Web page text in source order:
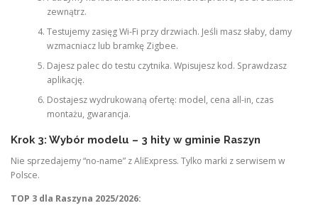
zewnątrz.
Testujemy zasięg Wi-Fi przy drzwiach. Jeśli masz słaby, damy
wzmacniacz lub bramkę Zigbee.
Dajesz palec do testu czytnika. Wpisujesz kod. Sprawdzasz
aplikację.
Dostajesz wydrukowaną ofertę: model, cena all-in, czas
montażu, gwarancja.
Krok 3: Wybór modelu – 3 hity w gminie Raszyn
Nie sprzedajemy “no-name” z AliExpress. Tylko marki z serwisem w
Polsce.
TOP 3 dla Raszyna 2025/2026: